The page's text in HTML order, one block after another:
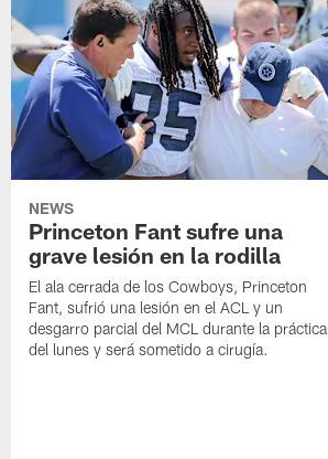
NEWS
Princeton Fant sufre una
grave lesión en la rodilla
El ala cerrada de los Cowboys, Princeton
Fant, sufrió una lesión en el ACL y un
desgarro parcial del MCL durante la práctica
del lunes y será sometido a cirugía.